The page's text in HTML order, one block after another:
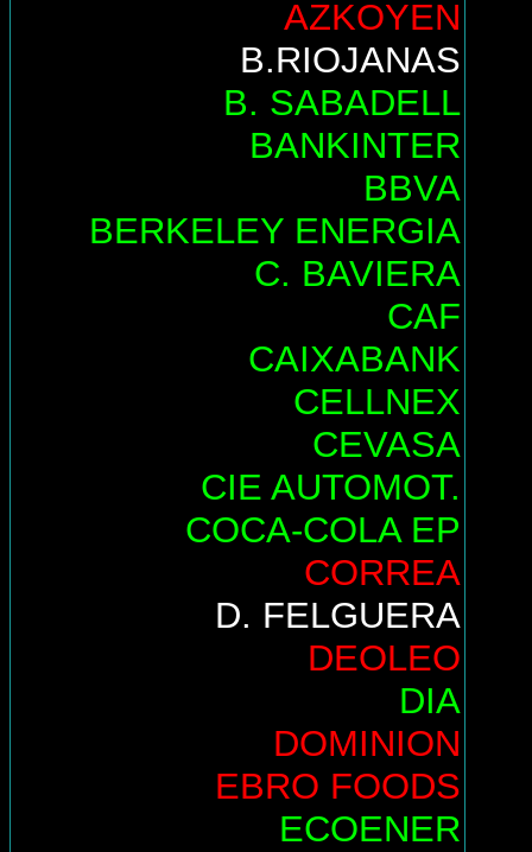
AZKOYEN
B.RIOJANAS
B. SABADELL
BANKINTER
BBVA
BERKELEY ENERGIA
C. BAVIERA
CAF
CAIXABANK
CELLNEX
CEVASA
CIE AUTOMOT.
COCA-COLA EP
CORREA
D. FELGUERA
DEOLEO
DIA
DOMINION
EBRO FOODS
ECOENER